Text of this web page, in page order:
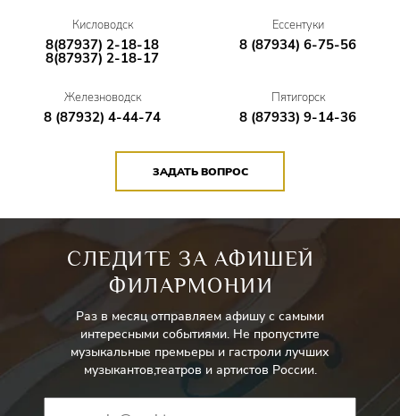
больше 70 ролей, среди которых работы в фильмах и
сериалах
«Братья Карамазовы», «Сочинение ко дню победы»,
«Глухарь», «Каменская», «Стрельцов».
Фёдор Добронравов
Актёр, продюсер. Народный артист РФ. Работал в
Воронежском молодежном театре,
«Сатириконе», Московском академическом театре сатиры.
Сыграл в более 120 фильмах и сериалах. Основатель
продюсерского центра «Федор Добронравов», в рамках
которого выступил продюсером фильмов «Жили-были»,
«От печали до радости» и спектакля «Чудики».
Марина Иванова
Кисловодск
8(87937) 2-18-18
8(87937) 2-18-17
Ессентуки
8 (87934) 6-75-56
Железноводск
8 (87932) 4-44-74
Пятигорск
8 (87933) 9-14-36
ЗАДАТЬ ВОПРОС
СЛЕДИТЕ ЗА АФИШЕЙ
ФИЛАРМОНИИ
Раз в месяц отправляем афишу с самыми
интересными событиями. Не пропустите
музыкальные премьеры и гастроли лучших
музыкантов,театров и артистов России.